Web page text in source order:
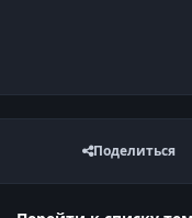
Поделиться